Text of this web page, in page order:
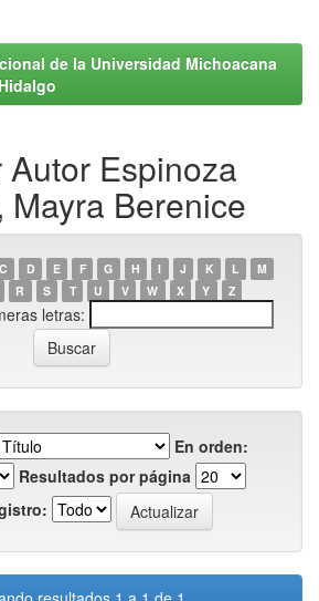
de la Universidad Michoacana
Espinoza
Mayra Berenice
C D E F G H I J K L
M
R S T U V W X Y Z
letras:
En orden:
Resultados por página